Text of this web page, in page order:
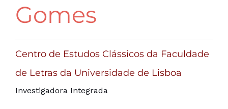
Gomes
Centro de Estudos Clássicos da Faculdade
de Letras da Universidade de Lisboa
Investigadora Integrada